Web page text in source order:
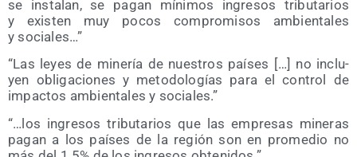
se ins­ta­lan, se pagan míni­mos ingre­sos tri­bu­ta­rios
y exis­ten muy pocos com­pro­mi­sos ambien­ta­les
y sociales…”
“Las leyes de mine­ría de nues­tros paí­ses […] no inclu­
yen obli­ga­cio­nes y meto­do­lo­gías para el con­trol de
impac­tos ambien­ta­les y sociales.”
“…los ingre­sos tri­bu­ta­rios que las empre­sas mine­ras
pagan a los paí­ses de la región son en pro­me­dio no